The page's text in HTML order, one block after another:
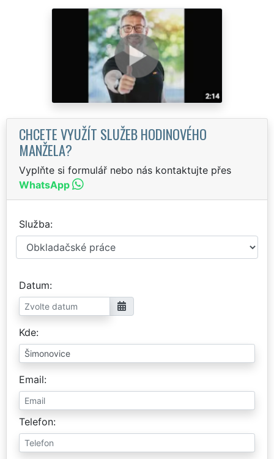
CHCETE VYUŽÍT SLUŽEB HODINOVÉHO
MANŽELA?
Vyplňte si formulář nebo nás kontaktujte přes
WhatsApp
Služba
Datum
Kde
Email
Telefon